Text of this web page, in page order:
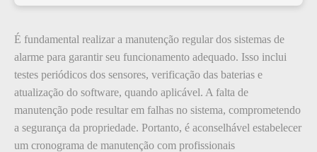
É fundamental realizar a manutenção regular dos sistemas de
alarme para garantir seu funcionamento adequado. Isso inclui
testes periódicos dos sensores, verificação das baterias e
atualização do software, quando aplicável. A falta de
manutenção pode resultar em falhas no sistema, comprometendo
a segurança da propriedade. Portanto, é aconselhável estabelecer
um cronograma de manutenção com profissionais